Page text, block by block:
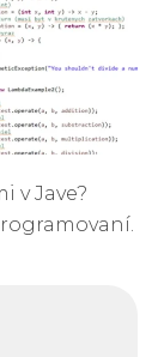
v Jave?